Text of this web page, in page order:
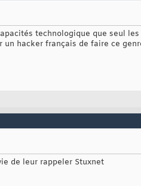
technologique que seul
hacker français de faire ce
de leur rappeler Stuxnet